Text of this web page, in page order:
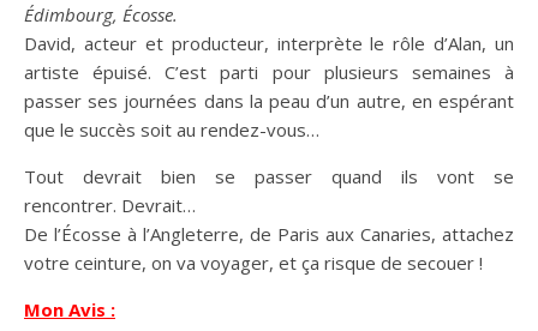
Édimbourg, Écosse.
David, acteur et producteur, interprète le rôle d’Alan, un
artiste épuisé. C’est parti pour plusieurs semaines à
passer ses journées dans la peau d’un autre, en espérant
que le succès soit au rendez-vous…
Tout devrait bien se passer quand ils vont se
rencontrer. Devrait…
De l’Écosse à l’Angleterre, de Paris aux Canaries, attachez
votre ceinture, on va voyager, et ça risque de secouer !
Mon Avis :